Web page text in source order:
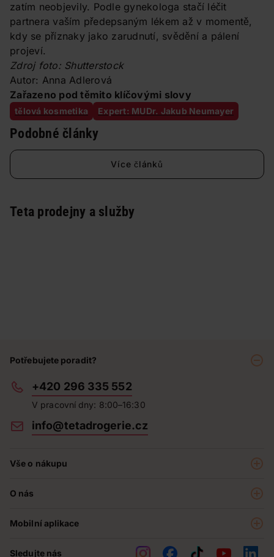
zatím neobjevily. Podle gynekologa stačí léčit
partnera vaším předepsaným lékem až v momentě,
kdy se příznaky jako zarudnutí, svědění a pálení
projeví.
Zdroj foto: Shutterstock
Autor: Anna Adlerová
Zařazeno pod těmito klíčovými slovy
tělová kosmetika Expert: MUDr. Jakub Neumayer
Podobné články
Více článků
Teta prodejny a služby
Potřebujete poradit?
+420 296 335 552
V pracovní dny: 8:00–16:30
info@tetadrogerie.cz
Vše o nákupu
Prodejny
Obchodní podmínky
O nás
Teta pomáhá
Mobilní aplikace
Sledujte nás